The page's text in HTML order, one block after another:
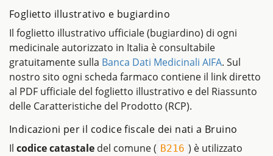
Foglietto illustrativo e bugiardino
Il foglietto illustrativo ufficiale (bugiardino) di ogni
medicinale autorizzato in Italia è consultabile
gratuitamente sulla Banca Dati Medicinali AIFA. Sul
nostro sito ogni scheda farmaco contiene il link diretto
al PDF ufficiale del foglietto illustrativo e del Riassunto
delle Caratteristiche del Prodotto (RCP).
Indicazioni per il codice fiscale dei nati a Bruino
Il codice catastale del comune ( B216 ) è utilizzato